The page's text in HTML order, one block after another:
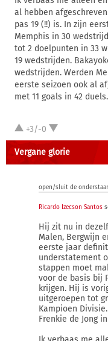
al hebben
pas 19 (!!) is. In zijn
Memphis in 30
tot 2 doelpunten in 33
19 wedstrijden.
wedstrijden. Werden
eerste seizoen ook al
met 11 goals in 42 duels.
+3/-0
Vergane glorie
open/sluit de
Ricardo Izecson Santos
Hij zit nu in
Malen, Bergwijn
eerste jaar
understatement
stappen moet
voor de basis bij
krijgen. Hij is
uitgeroepen tot
Kampioen
Frenkie de Jong in